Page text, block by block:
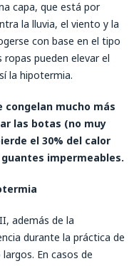
capa, que está por
la lluvia, el viento y la
con base en el tipo
pueden elevar el
la hipotermia.
congelan mucho más
las botas (no muy
el 30% del calor
impermeables.
además de la
durante la práctica de
En casos de